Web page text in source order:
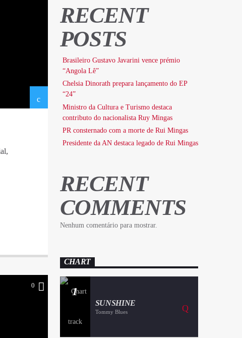
0
RECENT
POSTS
Brasileiro Gustavo Javarini vence prémio
“Angola Lê”
Chelsia Dinorath prepara lançamento do EP
“24”
Ministro da Cultura e Turismo destaca
contributo do nacionalista Ruy Mingas
PR consternado com a morte de Rui Mingas
Presidente da AN destaca legado de Rui Mingas
RECENT
COMMENTS
Nenhum comentário para mostrar.
CHART
1
SUNSHINE
Tommy Blues